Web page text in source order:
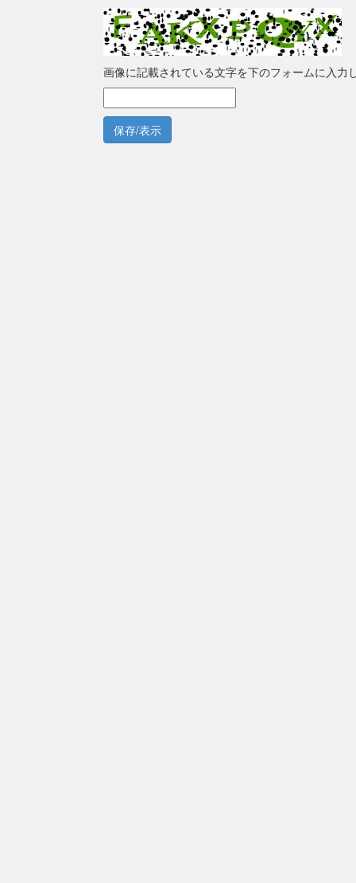
画像に記載されている文字を下のフォームに入力
保存/表示